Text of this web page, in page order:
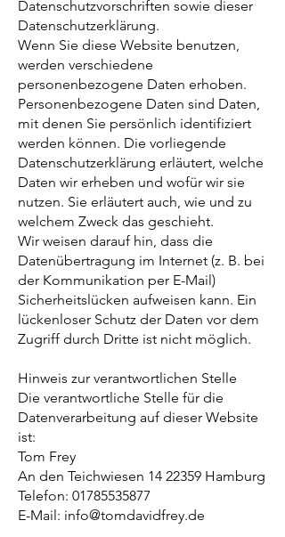
Datenschutzvorschriften sowie dieser
Datenschutzerklärung.
Wenn Sie diese Website benutzen,
werden verschiedene
personenbezogene Daten erhoben.
Personenbezogene Daten sind Daten,
mit denen Sie persönlich identifiziert
werden können. Die vorliegende
Datenschutzerklärung erläutert, welche
Daten wir erheben und wofür wir sie
nutzen. Sie erläutert auch, wie und zu
welchem Zweck das geschieht.
Wir weisen darauf hin, dass die
Datenübertragung im Internet (z. B. bei
der Kommunikation per E-Mail)
Sicherheitslücken aufweisen kann. Ein
lückenloser Schutz der Daten vor dem
Zugriff durch Dritte ist nicht möglich.
Hinweis zur verantwortlichen Stelle
Die verantwortliche Stelle für die
Datenverarbeitung auf dieser Website
ist:
Tom Frey
An den Teichwiesen 14 22359 Hamburg
Telefon: 01785535877
E-Mail: info@tomdavidfrey.de